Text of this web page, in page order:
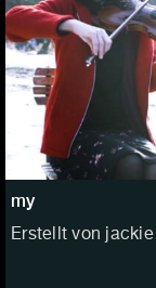
my
Erstellt von jackie